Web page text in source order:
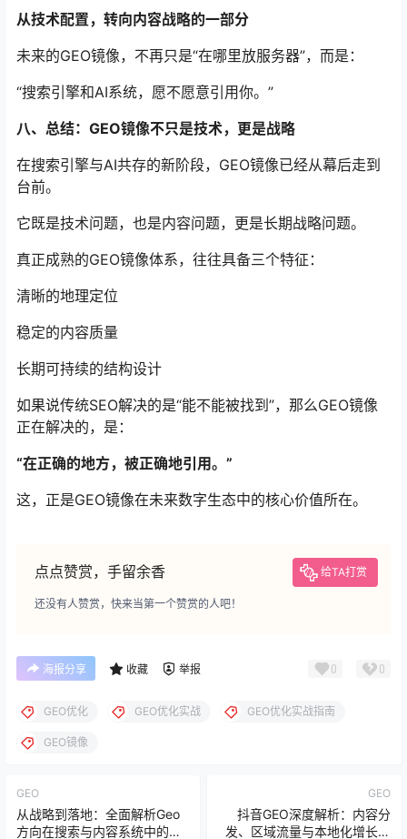
从技术配置，转向内容战略的一部分
未来的GEO镜像，不再只是“在哪里放服务器”，而是：
“搜索引擎和AI系统，愿不愿意引用你。”
八、总结：GEO镜像不只是技术，更是战略
在搜索引擎与AI共存的新阶段，GEO镜像已经从幕后走到
台前。
它既是技术问题，也是内容问题，更是长期战略问题。
真正成熟的GEO镜像体系，往往具备三个特征：
清晰的地理定位
稳定的内容质量
长期可持续的结构设计
如果说传统SEO解决的是“能不能被找到”，那么GEO镜像
正在解决的，是：
“在正确的地方，被正确地引用。”
这，正是GEO镜像在未来数字生态中的核心价值所在。
点点赞赏，手留余香 给TA打赏
还没有人赞赏，快来当第一个赞赏的人吧！
海报分享 收藏 举报 0 0
GEO优化 GEO优化实战 GEO优化实战指南
GEO镜像
GEO
从战略到落地：全面解析Geo
方向在搜索与内容系统中的实
GEO
抖音GEO深度解析：内容分
发、区域流量与本地化增长逻